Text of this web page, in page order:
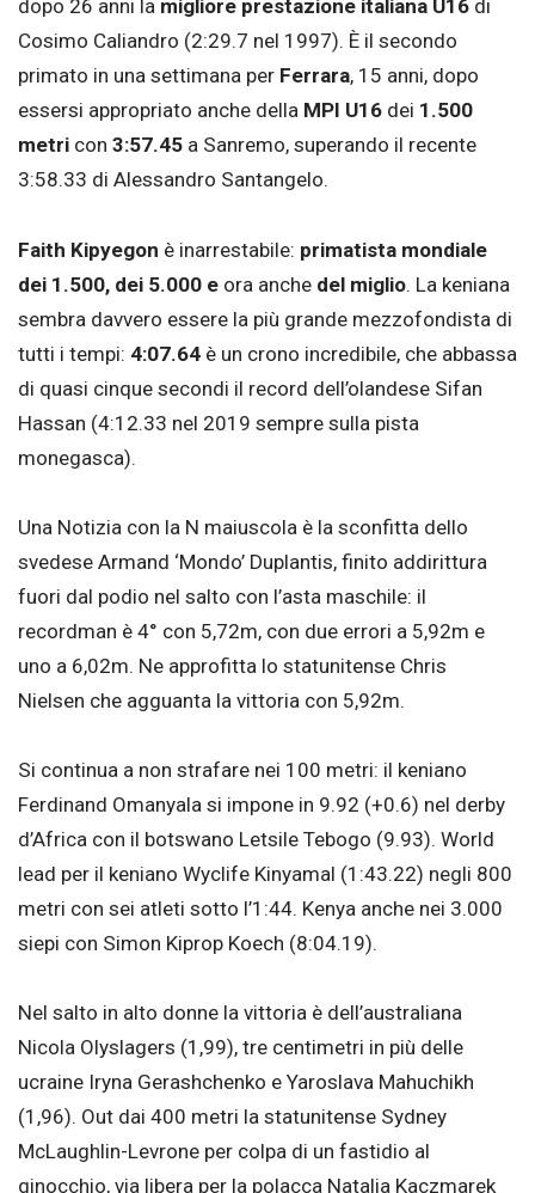
dopo 26 anni la migliore prestazione italiana U16 di
Cosimo Caliandro (2:29.7 nel 1997). È il secondo
primato in una settimana per Ferrara, 15 anni, dopo
essersi appropriato anche della MPI U16 dei 1.500
metri con 3:57.45 a Sanremo, superando il recente
3:58.33 di Alessandro Santangelo.
Faith Kipyegon è inarrestabile: primatista mondiale
dei 1.500, dei 5.000 e ora anche del miglio. La keniana
sembra davvero essere la più grande mezzofondista di
tutti i tempi: 4:07.64 è un crono incredibile, che abbassa
di quasi cinque secondi il record dell’olandese Sifan
Hassan (4:12.33 nel 2019 sempre sulla pista
monegasca).
Una Notizia con la N maiuscola è la sconfitta dello
svedese Armand ‘Mondo’ Duplantis, finito addirittura
fuori dal podio nel salto con l’asta maschile: il
recordman è 4° con 5,72m, con due errori a 5,92m e
uno a 6,02m. Ne approfitta lo statunitense Chris
Nielsen che agguanta la vittoria con 5,92m.
Si continua a non strafare nei 100 metri: il keniano
Ferdinand Omanyala si impone in 9.92 (+0.6) nel derby
d’Africa con il botswano Letsile Tebogo (9.93). World
lead per il keniano Wyclife Kinyamal (1:43.22) negli 800
metri con sei atleti sotto l’1:44. Kenya anche nei 3.000
siepi con Simon Kiprop Koech (8:04.19).
Nel salto in alto donne la vittoria è dell’australiana
Nicola Olyslagers (1,99), tre centimetri in più delle
ucraine Iryna Gerashchenko e Yaroslava Mahuchikh
(1,96). Out dai 400 metri la statunitense Sydney
McLaughlin-Levrone per colpa di un fastidio al
ginocchio, via libera per la polacca Natalia Kaczmarek